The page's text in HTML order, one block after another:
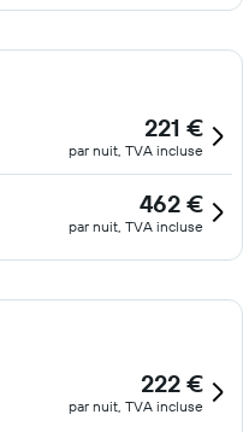
221 €
par nuit, TVA incluse
462 €
par nuit, TVA incluse
222 €
par nuit, TVA incluse